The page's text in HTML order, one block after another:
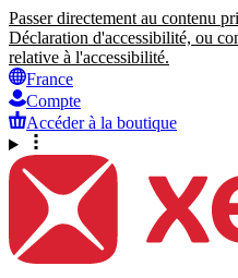
Passer directement au contenu
Déclaration d'accessibilité, ou
relative à l'accessibilité.
France
Compte
Accéder à la boutique